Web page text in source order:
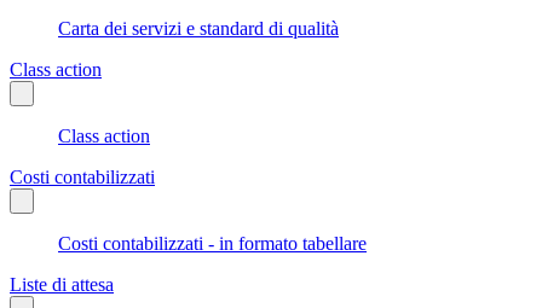
Carta dei servizi e standard di qualità
Class action
Class action
Costi contabilizzati
Costi contabilizzati - in formato tabellare
Liste di attesa